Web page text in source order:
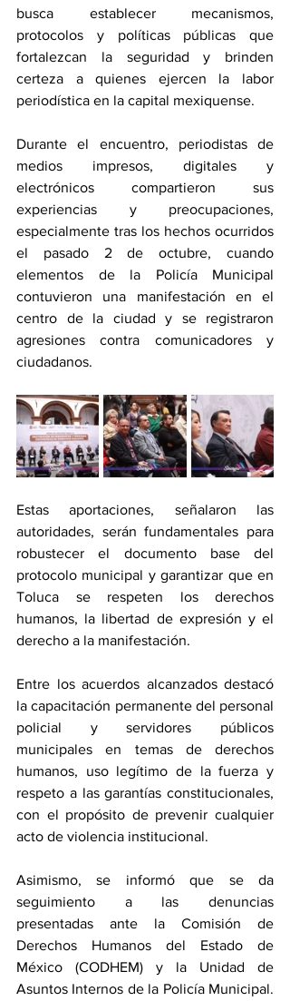
busca establecer mecanismos,
protocolos y políticas públicas que
fortalezcan la seguridad y brinden
certeza a quienes ejercen la labor
periodística en la capital mexiquense.
Durante el encuentro, periodistas de
medios impresos, digitales y
electrónicos compartieron sus
experiencias y preocupaciones,
especialmente tras los hechos ocurridos
el pasado 2 de octubre, cuando
elementos de la Policía Municipal
contuvieron una manifestación en el
centro de la ciudad y se registraron
agresiones contra comunicadores y
ciudadanos.
Estas aportaciones, señalaron las
autoridades, serán fundamentales para
robustecer el documento base del
protocolo municipal y garantizar que en
Toluca se respeten los derechos
humanos, la libertad de expresión y el
derecho a la manifestación.
Entre los acuerdos alcanzados destacó
la capacitación permanente del personal
policial y servidores públicos
municipales en temas de derechos
humanos, uso legítimo de la fuerza y
respeto a las garantías constitucionales,
con el propósito de prevenir cualquier
acto de violencia institucional.
Asimismo, se informó que se da
seguimiento a las denuncias
presentadas ante la Comisión de
Derechos Humanos del Estado de
México (CODHEM) y la Unidad de
Asuntos Internos de la Policía Municipal.